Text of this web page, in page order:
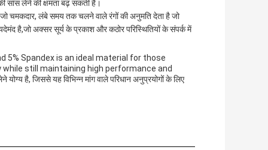
सांस लेने की क्षमता बढ़ सकती है।
जो चमकदार, लंबे समय तक चलने वाले रंगों की अनुमति देता है जो
है,जो अक्सर सूर्य के प्रकाश और कठोर परिस्थितियों के संपर्क में
5% Spandex is an ideal material for those
still maintaining high performance and
है, जिससे यह विभिन्न मांग वाले परिधान अनुप्रयोगों के लिए